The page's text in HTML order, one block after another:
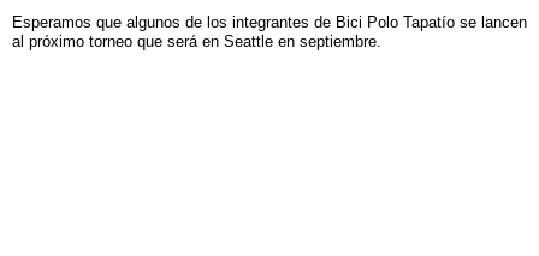
Esperamos que algunos de los integrantes de Bici Polo Tapatío se lancen
al próximo torneo que será en Seattle en septiembre.